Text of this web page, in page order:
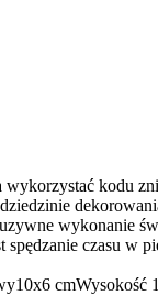
wykorzystać kodu
wykonanie
spędzanie czasu w
10x6 cmWysokość